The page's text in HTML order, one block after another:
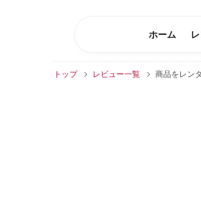
ホーム
トップ レビュー一覧 商品をレン